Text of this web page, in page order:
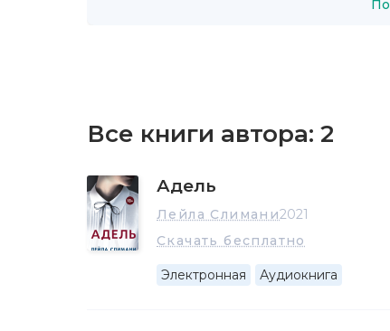
Все книги автора: 2
Адель
Лейла Слимани2021
Скачать бесплатно
Электронная Аудиокнига